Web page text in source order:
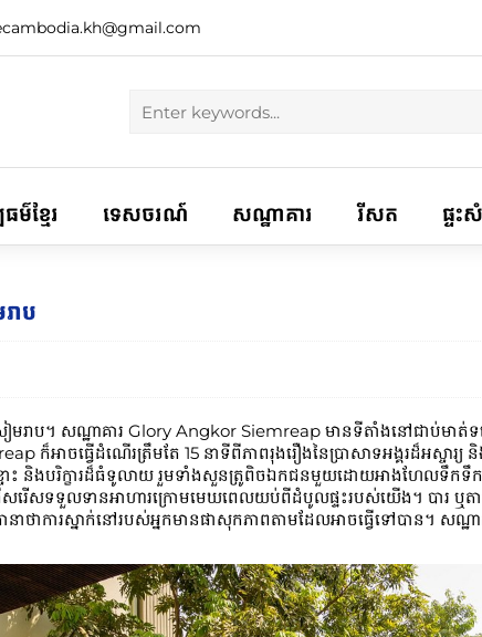
ធម៌ខ្មែរ ទេសចរណ៍ សណ្ឋាគារ រីសត ផ្ទ
ាប
ាប។ សណ្ឋាគារ Glory Angkor Siemreap មានទីតាំងនៅជាប់មាត់ទន្ល
អាចធ្វើដំណើរត្រឹមតែ 15 នាទីពីភាពរុងរឿងនៃប្រាសាទអង្គរដ៏អស្ចារ្យ
ចោះ និងបរិក្ខារដ៏ធំទូលាយ រួមទាំងសួនត្រូពិចឯកជនមួយដោយអាងហែលទឹកទឹក
ើសរើសទទួលទានអាហារក្រោមមេឃពេលយប់ពីដំបូលផ្ទះរបស់យើង។ បារ ឬ
ថាការស្នាក់នៅរបស់អ្នកមានផាសុកភាពតាមដែលអាចធ្វើទៅបាន។ សណ្ឋាគ